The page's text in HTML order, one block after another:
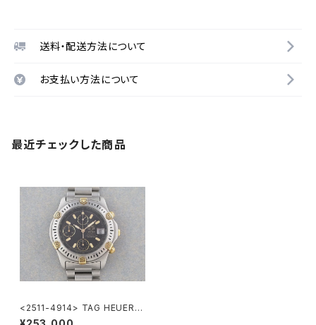
送料・配送方法について
お支払い方法について
最近チェックした商品
<2511-4914> TAG HEUER S
uper 2000 Chronograph